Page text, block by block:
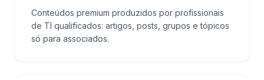
Conteúdos premium produzidos por profissionais
de TI qualificados: artigos, posts, grupos e tópicos
só para associados.